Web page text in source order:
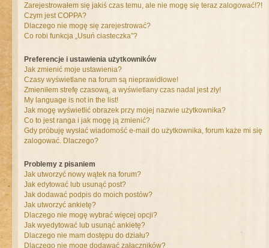
Zarejestrowałem się jakiś czas temu, ale nie mogę się teraz zalogować!?!
Czym jest COPPA?
Dlaczego nie mogę się zarejestrować?
Co robi funkcja „Usuń ciasteczka”?
Preferencje i ustawienia użytkowników
Jak zmienić moje ustawienia?
Czasy wyświetlane na forum są nieprawidłowe!
Zmieniłem strefę czasową, a wyświetlany czas nadal jest zły!
My language is not in the list!
Jak mogę wyświetlić obrazek przy mojej nazwie użytkownika?
Co to jest ranga i jak mogę ją zmienić?
Gdy próbuję wysłać wiadomość e-mail do użytkownika, forum każe mi się
zalogować. Dlaczego?
Problemy z pisaniem
Jak utworzyć nowy wątek na forum?
Jak edytować lub usunąć post?
Jak dodawać podpis do moich postów?
Jak utworzyć ankietę?
Dlaczego nie mogę wybrać więcej opcji?
Jak wyedytować lub usunąć ankietę?
Dlaczego nie mam dostępu do działu?
Dlaczego nie mogę dodawać załączników?